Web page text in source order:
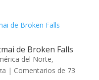
de Broken Falls
del Norte,
| Comentarios de 73